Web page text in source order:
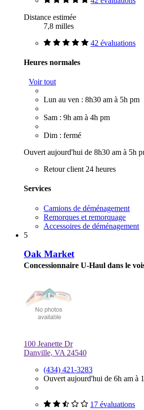
Distance estimée
7,8 milles
42 évaluations
Heures normales
Voir tout
Lun au ven : 8h30 am à 5h pm
Sam : 9h am à 4h pm
Dim : fermé
Ouvert aujourd'hui de 8h30 am à 5h
Retour client 24 heures
Services
Camions de déménagement
Remorques et remorquage
Accessoires de déménagement
5
Oak Market
Concessionnaire U-Haul dans le
100 Jeanette Dr
Danville, VA 24540
(434) 421-3283
Ouvert aujourd'hui de 6h am à
17 évaluations